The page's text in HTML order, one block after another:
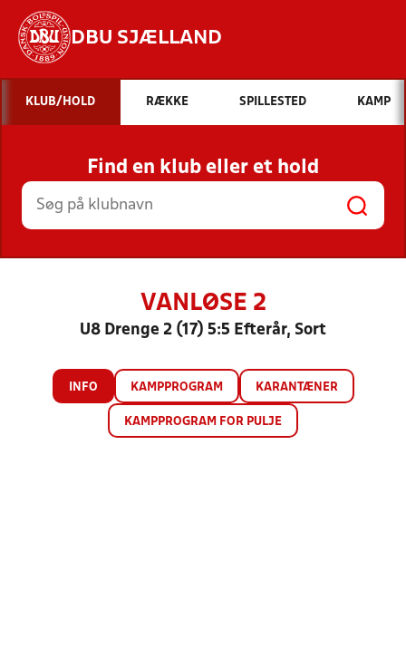
DBU SJÆLLAND
Hvad vil du søge efter?
INDHOLD OG NYHEDER
STILLINGER, RESULTATER, KLUBBER OG
HOLD
KLUB/HOLD RÆKKE SPILLESTED KAMP
Find en klub eller et hold
VANLØSE 2
U8 Drenge 2 (17) 5:5 Efterår, Sort
INFO KAMPPROGRAM KARANTÆNER
KAMPPROGRAM FOR PULJE